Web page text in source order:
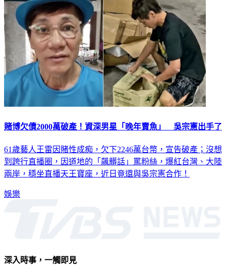
賭博欠債2000萬破產！資深男星「晚年賣魚」 吳宗憲出手了
61歲藝人王雷因賭性成痴，欠下2246萬台幣，宣告破產；沒想
到跨行直播圈，因道地的「飆髒話」罵粉絲，爆紅台灣、大陸
兩岸，穩坐直播天王寶座，近日竟還與吳宗憲合作！
娛樂
深入時事，一觸即見